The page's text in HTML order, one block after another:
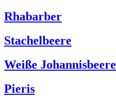
Rhabarber
Stachelbeere
Weiße Johannisbeere
Pieris